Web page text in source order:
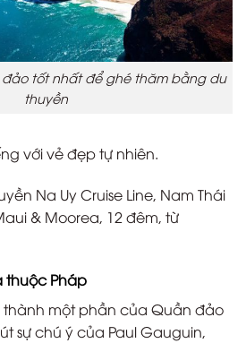
đảo tốt nhất để ghé thăm bằng du
thuyền
với vẻ đẹp tự nhiên.
Na Uy Cruise Line, Nam Thái
& Moorea, 12 đêm, từ
thuộc Pháp
thành một phần của Quần đảo
sự chú ý của Paul Gauguin,